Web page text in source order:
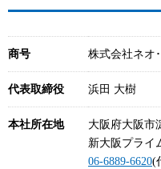
商号 株式会社ネオ
代表取締役 浜田 大樹
本社所在地
大阪府大阪市
新大阪プライ
06-6889-6620(